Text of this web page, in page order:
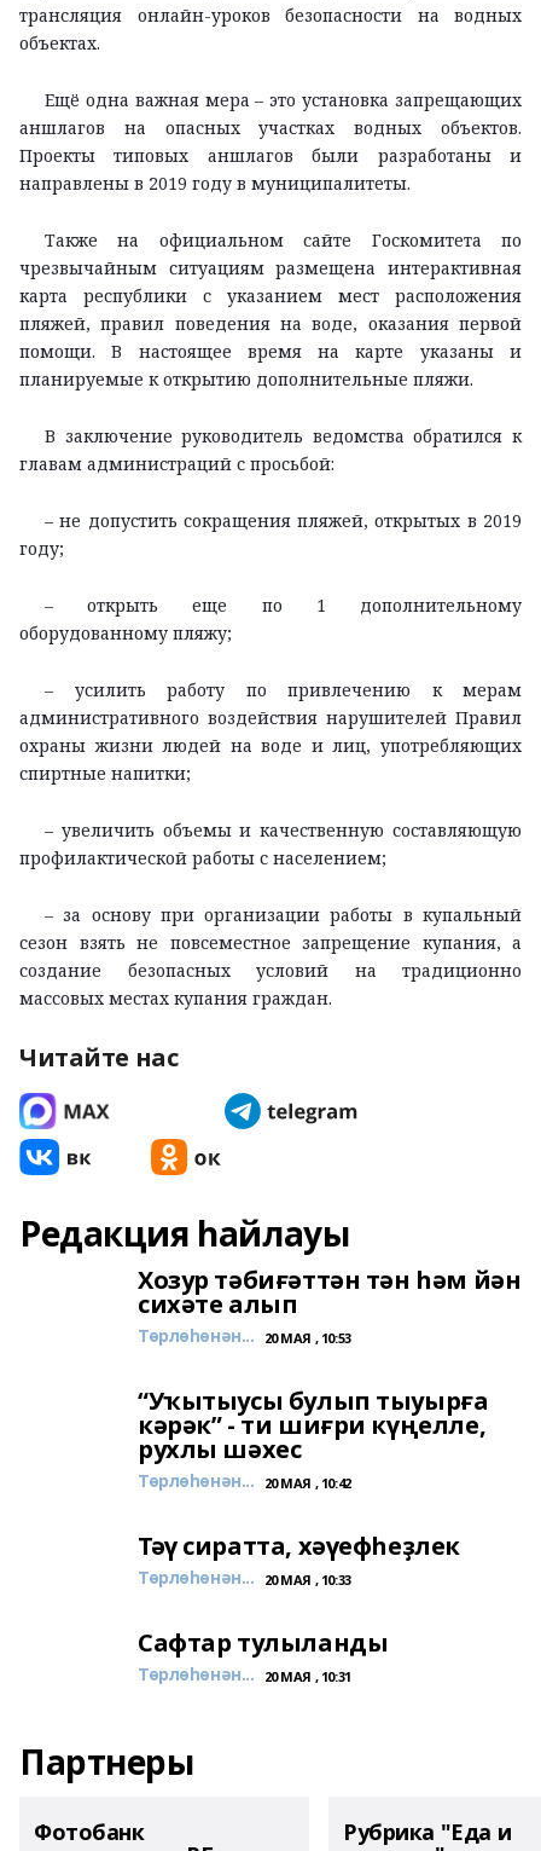
трансляция онлайн-уроков безопасности на водных
объектах.
Ещё одна важная мера – это установка запрещающих
аншлагов на опасных участках водных объектов.
Проекты типовых аншлагов были разработаны и
направлены в 2019 году в муниципалитеты.
Также на официальном сайте Госкомитета по
чрезвычайным ситуациям размещена интерактивная
карта республики с указанием мест расположения
пляжей, правил поведения на воде, оказания первой
помощи. В настоящее время на карте указаны и
планируемые к открытию дополнительные пляжи.
В заключение руководитель ведомства обратился к
главам администраций с просьбой:
– не допустить сокращения пляжей, открытых в 2019
году;
– открыть еще по 1 дополнительному
оборудованному пляжу;
– усилить работу по привлечению к мерам
административного воздействия нарушителей Правил
охраны жизни людей на воде и лиц, употребляющих
спиртные напитки;
– увеличить объемы и качественную составляющую
профилактической работы с населением;
– за основу при организации работы в купальный
сезон взять не повсеместное запрещение купания, а
создание безопасных условий на традиционно
массовых местах купания граждан.
Читайте нас
Редакция һайлауы
Хозур тәбиғәттән тән һәм йән
сихәте алып
Төрлөһөнән... 20 МАЯ , 10:53
“Уҡытыусы булып тыуырға
кәрәк” - ти шиғри күңелле,
рухлы шәхес
Төрлөһөнән... 20 МАЯ , 10:42
Тәү сиратта, хәүефһеҙлек
Төрлөһөнән... 20 МАЯ , 10:33
Сафтар тулыланды
Төрлөһөнән... 20 МАЯ , 10:31
Партнеры
Фотобанк Рубрика "Еда и